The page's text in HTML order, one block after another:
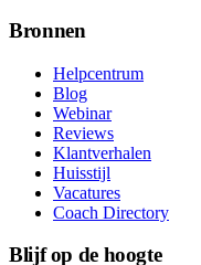
Bronnen
Helpcentrum
Blog
Webinar
Reviews
Klantverhalen
Huisstijl
Vacatures
Coach Directory
Blijf op de hoogte